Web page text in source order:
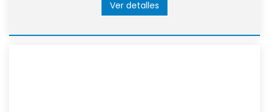
Ver detalles